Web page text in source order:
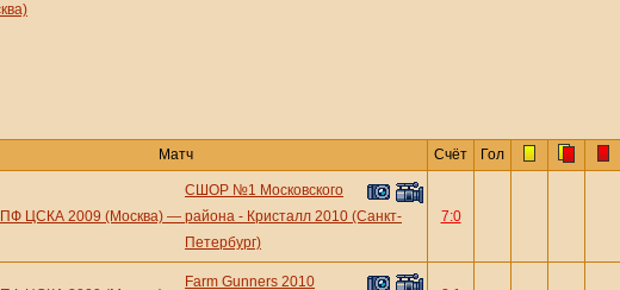
Матч Счёт Гол
ЦСКА 2009 (Москва) —
СШОР №1 Московского
района - Кристалл 2010 (Санкт-
Петербург)
7:0
Farm Gunners 2010